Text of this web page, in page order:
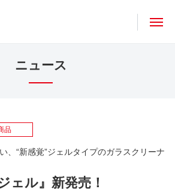
ニュース
品
、“新感覚”ジェルタイプのガラスクリーナ
ェル』新発売！